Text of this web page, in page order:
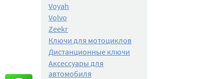
Voyah
Volvo
Zeekr
Ключи для мотоциклов
Дистанционные ключи
Аксессуары для
автомобиля